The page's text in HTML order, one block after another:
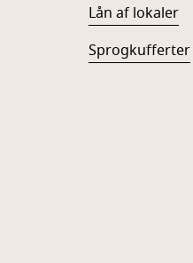
Lån af lokaler
Sprogkufferter